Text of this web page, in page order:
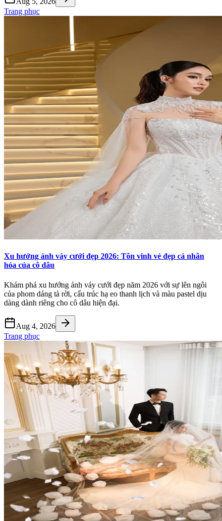
Trang phục
Xu hướng ảnh váy cưới đẹp 2026: Tôn vinh vẻ đẹp cá nhân
hóa của cô dâu
Khám phá xu hướng ảnh váy cưới đẹp năm 2026 với sự lên ngôi
của phom dáng tà rời, cấu trúc hạ eo thanh lịch và màu pastel dịu
dàng dành riêng cho cô dâu hiện đại.
Aug 4, 2026
Trang phục